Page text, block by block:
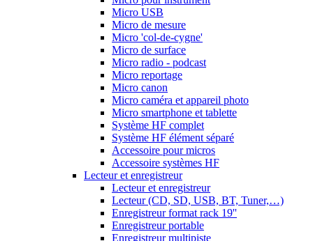
Micro USB
Micro de mesure
Micro 'col-de-cygne'
Micro de surface
Micro radio - podcast
Micro reportage
Micro canon
Micro caméra et appareil photo
Micro smartphone et tablette
Système HF complet
Système HF élément séparé
Accessoire pour micros
Accessoire systèmes HF
Lecteur et enregistreur
Lecteur et enregistreur
Lecteur (CD, SD, USB, BT, Tuner,…)
Enregistreur format rack 19''
Enregistreur portable
Enregistreur multipiste